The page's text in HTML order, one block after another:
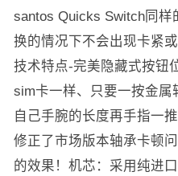
santos Quicks Switch同样
换的情况下不会出现卡紧
技术特点-完美隐藏式按钮
sim卡一样、只要一按金属
自己手腕的长度再手指一
修正了市场版本轴承卡顿
的效果！机芯：采用纯进